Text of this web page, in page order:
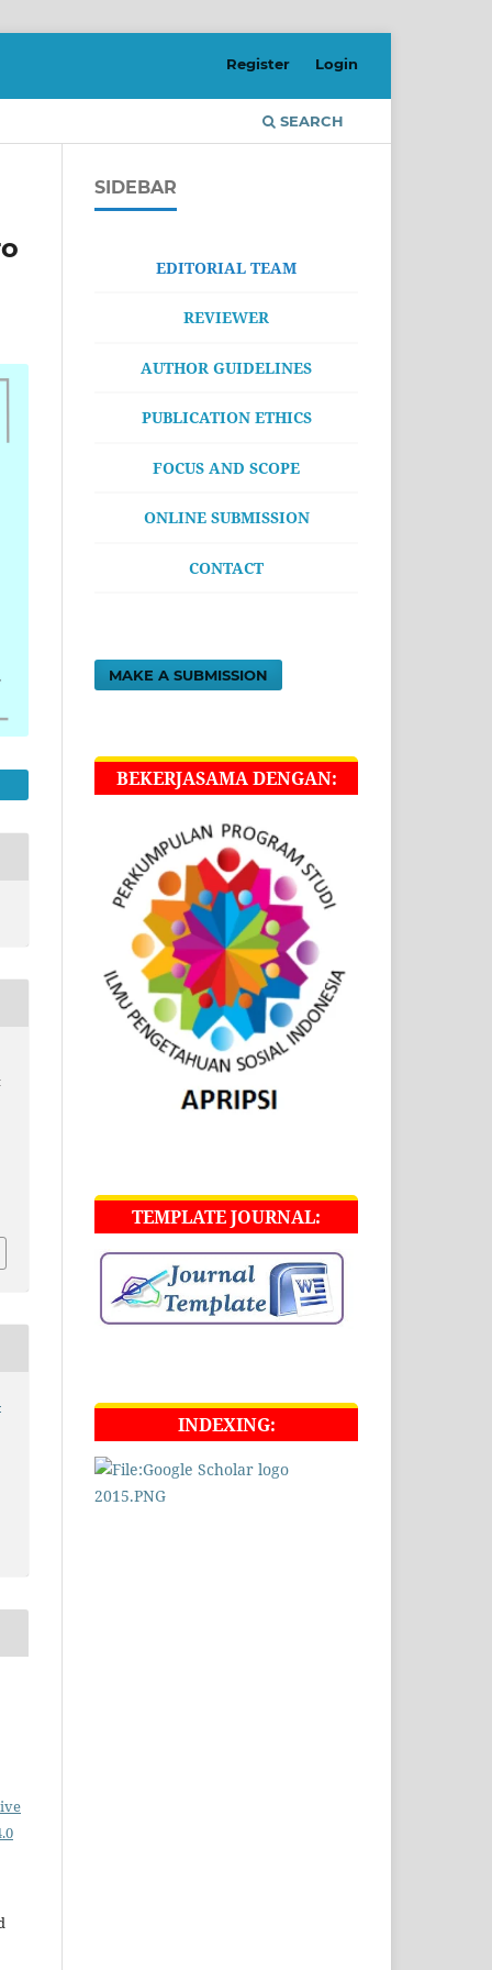
SEARCH
Register Login
SIDEBAR
EDITORIAL TEAM
REVIEWER
AUTHOR GUIDELINES
PUBLICATION ETHICS
FOCUS AND SCOPE
ONLINE SUBMISSION
CONTACT
MAKE A SUBMISSION
BEKERJASAMA DENGAN:
TEMPLATE JOURNAL:
INDEXING: